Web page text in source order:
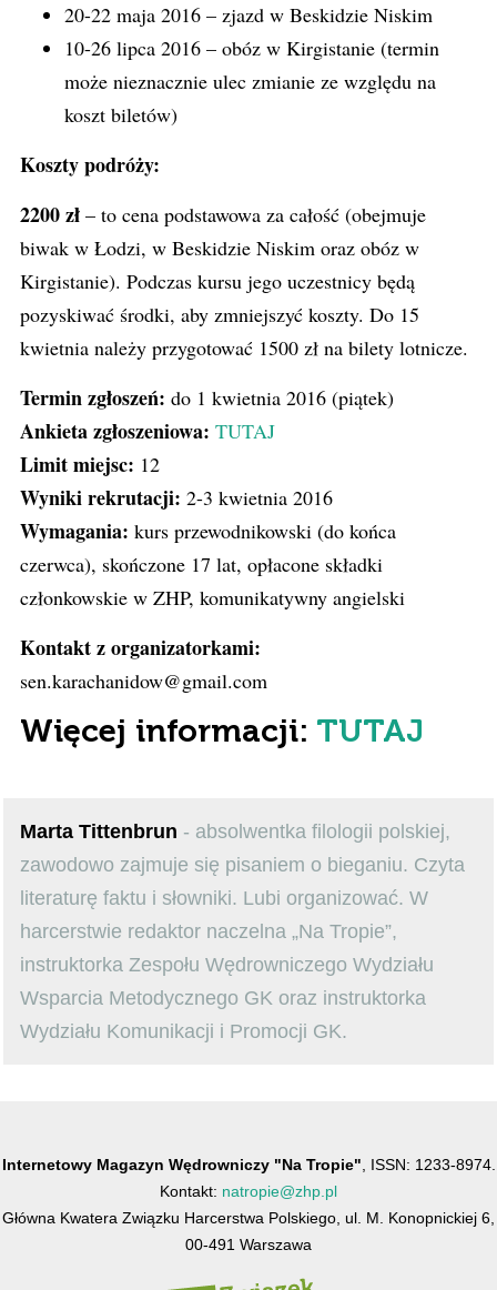
20-22 maja 2016 – zjazd w Beskidzie Niskim
10-26 lipca 2016 – obóz w Kirgistanie (termin
może nieznacznie ulec zmianie ze względu na
koszt biletów)
Koszty podróży:
2200 zł – to cena podstawowa za całość (obejmuje
biwak w Łodzi, w Beskidzie Niskim oraz obóz w
Kirgistanie). Podczas kursu jego uczestnicy będą
pozyskiwać środki, aby zmniejszyć koszty. Do 15
kwietnia należy przygotować 1500 zł na bilety lotnicze.
Termin zgłoszeń: do 1 kwietnia 2016 (piątek)
Ankieta zgłoszeniowa: TUTAJ
Limit miejsc: 12
Wyniki rekrutacji: 2-3 kwietnia 2016
Wymagania: kurs przewodnikowski (do końca
czerwca), skończone 17 lat, opłacone składki
członkowskie w ZHP, komunikatywny angielski
Kontakt z organizatorkami:
sen.karachanidow@gmail.com
Więcej informacji: TUTAJ
Marta Tittenbrun - absolwentka filologii polskiej,
zawodowo zajmuje się pisaniem o bieganiu. Czyta
literaturę faktu i słowniki. Lubi organizować. W
harcerstwie redaktor naczelna „Na Tropie”,
instruktorka Zespołu Wędrowniczego Wydziału
Wsparcia Metodycznego GK oraz instruktorka
Wydziału Komunikacji i Promocji GK.
Internetowy Magazyn Wędrowniczy "Na Tropie" , ISSN: 1233-8974.
Kontakt: natropie@zhp.pl
Główna Kwatera Związku Harcerstwa Polskiego, ul. M. Konopnickiej 6,
00-491 Warszawa